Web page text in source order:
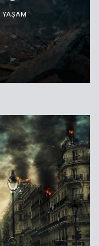
YAŞAM